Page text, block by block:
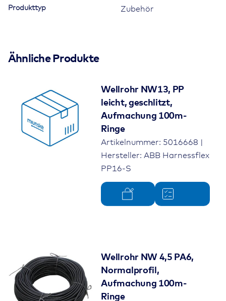
Produkttyp Zubehör
Ähnliche Produkte
Wellrohr NW13, PP
leicht, geschlitzt,
Aufmachung 100m-
Ringe
Artikelnummer: 5016668 |
Hersteller: ABB Harnessflex
PP16-S
Wellrohr NW 4,5 PA6,
Normalprofil,
Aufmachung 100m-
Ringe